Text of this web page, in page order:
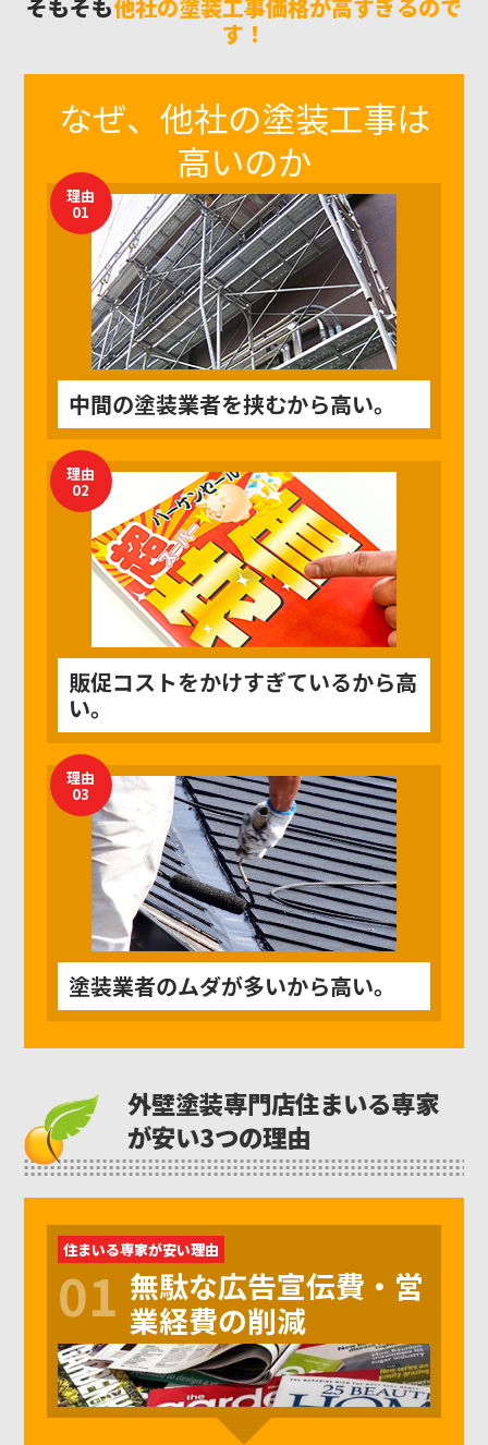
そもそも他社の塗装工事価格が高すぎるので
す！
なぜ、他社の塗装工事は
高いのか
理由
01
中間の塗装業者を挟むから高い。
理由
02
販促コストをかけすぎているから高
い。
理由
03
塗装業者のムダが多いから高い。
外壁塗装専門店住まいる専家
が安い3つの理由
住まいる専家が安い理由
01 無駄な広告宣伝費・営
業経費の削減